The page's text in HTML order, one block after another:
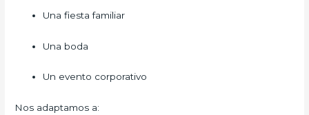
Una fiesta familiar
Una boda
Un evento corporativo
Nos adaptamos a: